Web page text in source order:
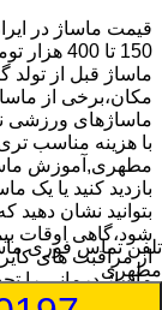
قیمت ماساژ در
150 تا 400 هزار تومان است.
ماساژ قبل از تولد
مکان،برخی از
ماساژهای ورزشی
با هزینه مناسب تری
مطهری,آموزش
بازدید کنید یا یک
بتوانید نشان
شود،گاهی اوقات
از مراقبت های
ماساژ درمانی را
تلفن تماس فوری
مطهری